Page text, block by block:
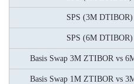
SPS (3M
SPS (6M
Basis Swap 3M ZTIBOR vs
Basis Swap 1M ZTIBOR vs